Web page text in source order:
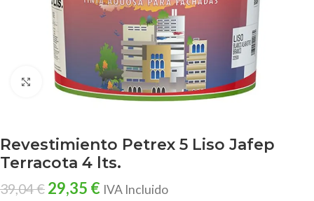
Clic para ampliar
Revestimiento Petrex 5 Liso Jafep
Terracota 4 lts.
39,04€ 29,35 € IVA Incluido